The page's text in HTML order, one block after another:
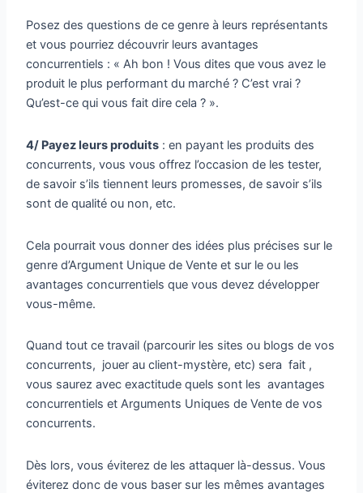
Posez des questions de ce genre à leurs représentants
et vous pourriez découvrir leurs avantages
concurrentiels : « Ah bon ! Vous dites que vous avez le
produit le plus performant du marché ? C’est vrai ?
Qu’est-ce qui vous fait dire cela ? ».
4/ Payez leurs produits : en payant les produits des
concurrents, vous vous offrez l’occasion de les tester,
de savoir s’ils tiennent leurs promesses, de savoir s’ils
sont de qualité ou non, etc.
Cela pourrait vous donner des idées plus précises sur le
genre d’Argument Unique de Vente et sur le ou les
avantages concurrentiels que vous devez développer
vous-même.
Quand tout ce travail (parcourir les sites ou blogs de vos
concurrents, jouer au client-mystère, etc) sera fait ,
vous saurez avec exactitude quels sont les avantages
concurrentiels et Arguments Uniques de Vente de vos
concurrents.
Dès lors, vous éviterez de les attaquer là-dessus. Vous
éviterez donc de vous baser sur les mêmes avantages